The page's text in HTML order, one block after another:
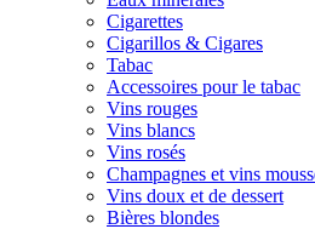
Cigarettes
Cigarillos & Cigares
Tabac
Accessoires pour le tabac
Vins rouges
Vins blancs
Vins rosés
Champagnes et vins
Vins doux et de dessert
Bières blondes